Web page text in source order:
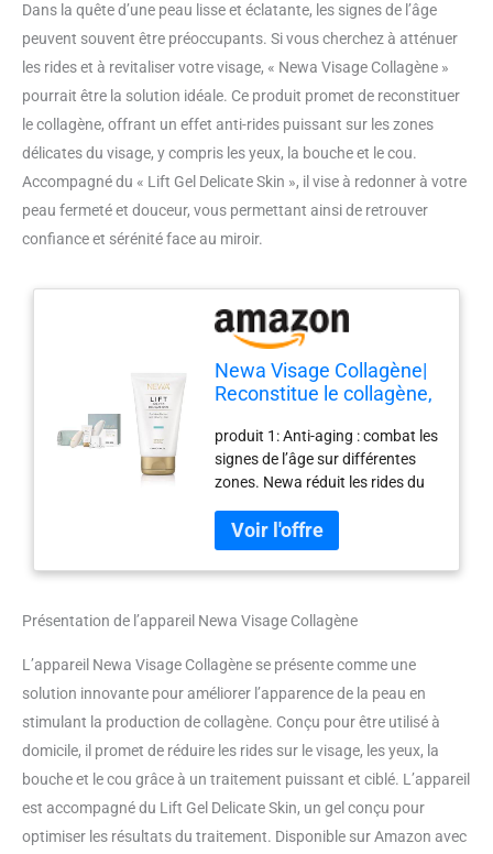
Dans la quête d’une peau lisse et éclatante, les signes de l’âge
peuvent souvent être préoccupants. Si vous cherchez à atténuer
les rides et à revitaliser votre visage, « Newa Visage Collagène »
pourrait être la solution idéale. Ce produit promet de reconstituer
le collagène, offrant un effet anti-rides puissant sur les zones
délicates du visage, y compris les yeux, la bouche et le cou.
Accompagné du « Lift Gel Delicate Skin », il vise à redonner à votre
peau fermeté et douceur, vous permettant ainsi de retrouver
confiance et sérénité face au miroir.
Newa Visage Collagène|
Reconstitue le collagène,
visage, des yeux, de la
bouche et du cou| anti-
rides puissant et
immédiat & Lift Gel
Delicate Skin|
Reconstitue Le Collagène
produit 1: Anti-aging : combat les
signes de l’âge sur différentes
zones. Newa réduit les rides du
du cou. Efficacité prouvée
cliniquement : une étude
soumise et validée par la FDA.
peau immédiatement plus
Résultats à long terme : en
poursuivant le traitement
pendant 4 semaines, 93% des
participant(e)s aux études
cliniques ont montré une
réduction des rides, des ridules
et un regain d'élasticité. produit
1: Réactivation du collagène : il
Présentation de l’appareil Newa Visage Collagène
L’appareil Newa Visage Collagène se présente comme une
solution innovante pour améliorer l’apparence de la peau en
stimulant la production de collagène. Conçu pour être utilisé à
domicile, il promet de réduire les rides sur le visage, les yeux, la
bouche et le cou grâce à un traitement puissant et ciblé. L’appareil
est accompagné du Lift Gel Delicate Skin, un gel conçu pour
optimiser les résultats du traitement. Disponible sur Amazon avec